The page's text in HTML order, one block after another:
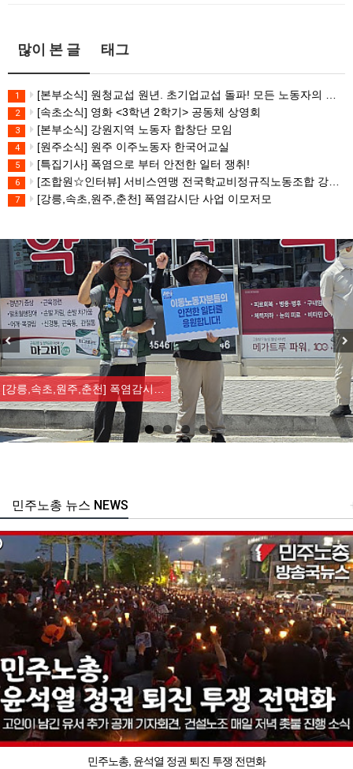
많이 본 글 태그
1 [본부소식] 원청교섭 원년. 초기업교섭 돌파! 모든 노동자의 노동기본권 쟁취! 민주노총 7.15 총파업대회
2 [속초소식] 영화 <3학년 2학기> 공동체 상영회
3 [본부소식] 강원지역 노동자 합창단 모임
4 [원주소식] 원주 이주노동자 한국어교실
5 [특집기사] 폭염으로 부터 안전한 일터 쟁취!
6 [조합원☆인터뷰] 서비스연맹 전국학교비정규직노동조합 강원지부 김유미 춘천지회장
7 [강릉,속초,원주,춘천] 폭염감시단 사업 이모저모
[강릉,속초,원주,춘천] 폭염감시…
주노총 뉴스 NEWS
민주노총, 윤석열 정권 퇴진 투쟁 전면화